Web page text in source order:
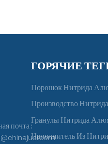
почта :
ГОРЯЧИЕ
Порошок Нитрида
Производство
Гранулы Нитрида
Наполнитель Из